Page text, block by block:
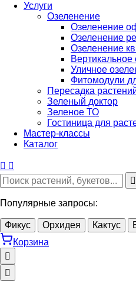
Услуги
Озеленение
Озеленение
Озеленение
Озеленение
Вертикальное
Уличное
Фитомодули
Пересадка
Зеленый доктор
Зеленое ТО
Гостиница для
Мастер-классы
Каталог
Популярные запросы:
Фикус Орхидея Кактус
Корзина